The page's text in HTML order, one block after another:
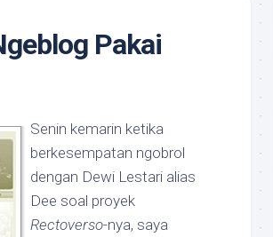
Pakai
Senin kemarin ketika
berkesempatan ngobrol
dengan Dewi Lestari alias
Dee soal proyek
Rectoverso-nya, saya